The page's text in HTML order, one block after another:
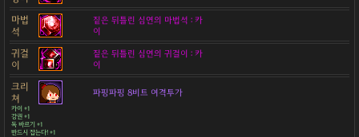
마법
석
짙은 뒤틀린 심연의 마법석 : 카
이
귀걸
이
짙은 뒤틀린 심연의 귀걸이 : 카
이
크리
쳐
파핑파핑 8비트 여격투가
카이 +1
강권 +1
독 바르기 +1
반드시 잡는다! +1